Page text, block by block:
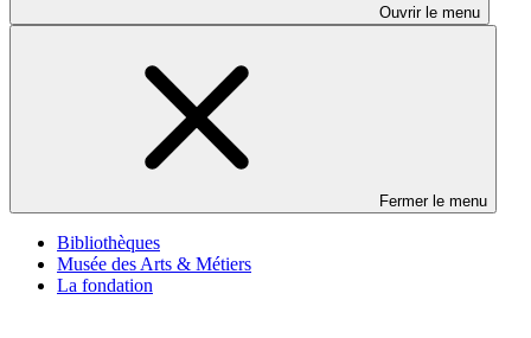
Ouvrir le menu
Fermer le menu
Bibliothèques
Musée des Arts & Métiers
La fondation